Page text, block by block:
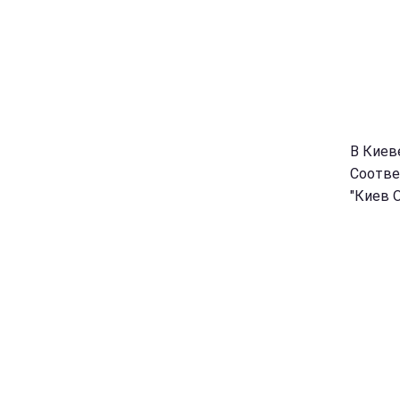
В
"Киев